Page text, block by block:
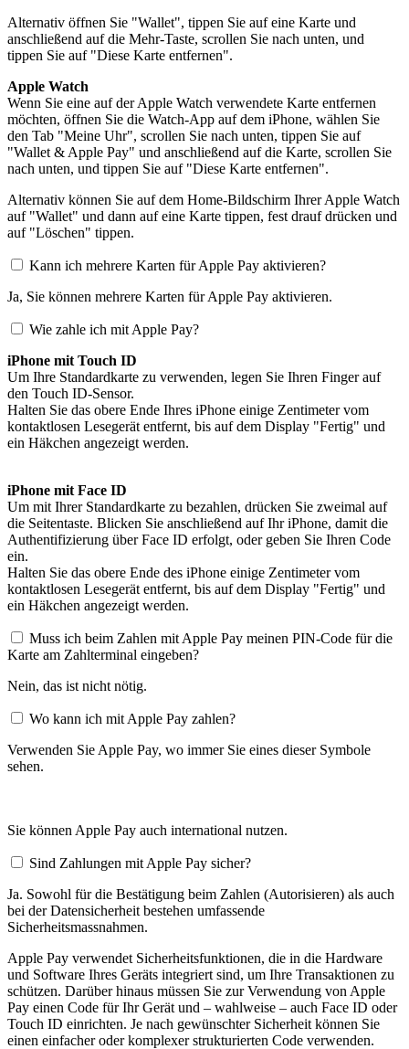
Alternativ öffnen Sie "Wallet", tippen Sie auf eine Karte und
anschließend auf die Mehr-Taste, scrollen Sie nach unten, und
tippen Sie auf "Diese Karte entfernen".
Apple Watch
Wenn Sie eine auf der Apple Watch verwendete Karte entfernen
möchten, öffnen Sie die Watch-App auf dem iPhone, wählen Sie
den Tab "Meine Uhr", scrollen Sie nach unten, tippen Sie auf
"Wallet & Apple Pay" und anschließend auf die Karte, scrollen Sie
nach unten, und tippen Sie auf "Diese Karte entfernen".
Alternativ können Sie auf dem Home-Bildschirm Ihrer Apple Watch
auf "Wallet" und dann auf eine Karte tippen, fest drauf drücken und
auf "Löschen" tippen.
Kann ich mehrere Karten für Apple Pay aktivieren?
Ja, Sie können mehrere Karten für Apple Pay aktivieren.
Wie zahle ich mit Apple Pay?
iPhone mit Touch ID
Um Ihre Standardkarte zu verwenden, legen Sie Ihren Finger auf
den Touch ID-Sensor.
Halten Sie das obere Ende Ihres iPhone einige Zentimeter vom
kontaktlosen Lesegerät entfernt, bis auf dem Display "Fertig" und
ein Häkchen angezeigt werden.
iPhone mit Face ID
Um mit Ihrer Standardkarte zu bezahlen, drücken Sie zweimal auf
die Seitentaste. Blicken Sie anschließend auf Ihr iPhone, damit die
Authentifizierung über Face ID erfolgt, oder geben Sie Ihren Code
ein.
Halten Sie das obere Ende des iPhone einige Zentimeter vom
kontaktlosen Lesegerät entfernt, bis auf dem Display "Fertig" und
ein Häkchen angezeigt werden.
Muss ich beim Zahlen mit Apple Pay meinen PIN-Code für die
Karte am Zahlterminal eingeben?
Nein, das ist nicht nötig.
Wo kann ich mit Apple Pay zahlen?
Verwenden Sie Apple Pay, wo immer Sie eines dieser Symbole
sehen.
Sie können Apple Pay auch international nutzen.
Sind Zahlungen mit Apple Pay sicher?
Ja. Sowohl für die Bestätigung beim Zahlen (Autorisieren) als auch
bei der Datensicherheit bestehen umfassende
Sicherheitsmassnahmen.
Apple Pay verwendet Sicherheitsfunktionen, die in die Hardware
und Software Ihres Geräts integriert sind, um Ihre Transaktionen zu
schützen. Darüber hinaus müssen Sie zur Verwendung von Apple
Pay einen Code für Ihr Gerät und – wahlweise – auch Face ID oder
Touch ID einrichten. Je nach gewünschter Sicherheit können Sie
einen einfacher oder komplexer strukturierten Code verwenden.